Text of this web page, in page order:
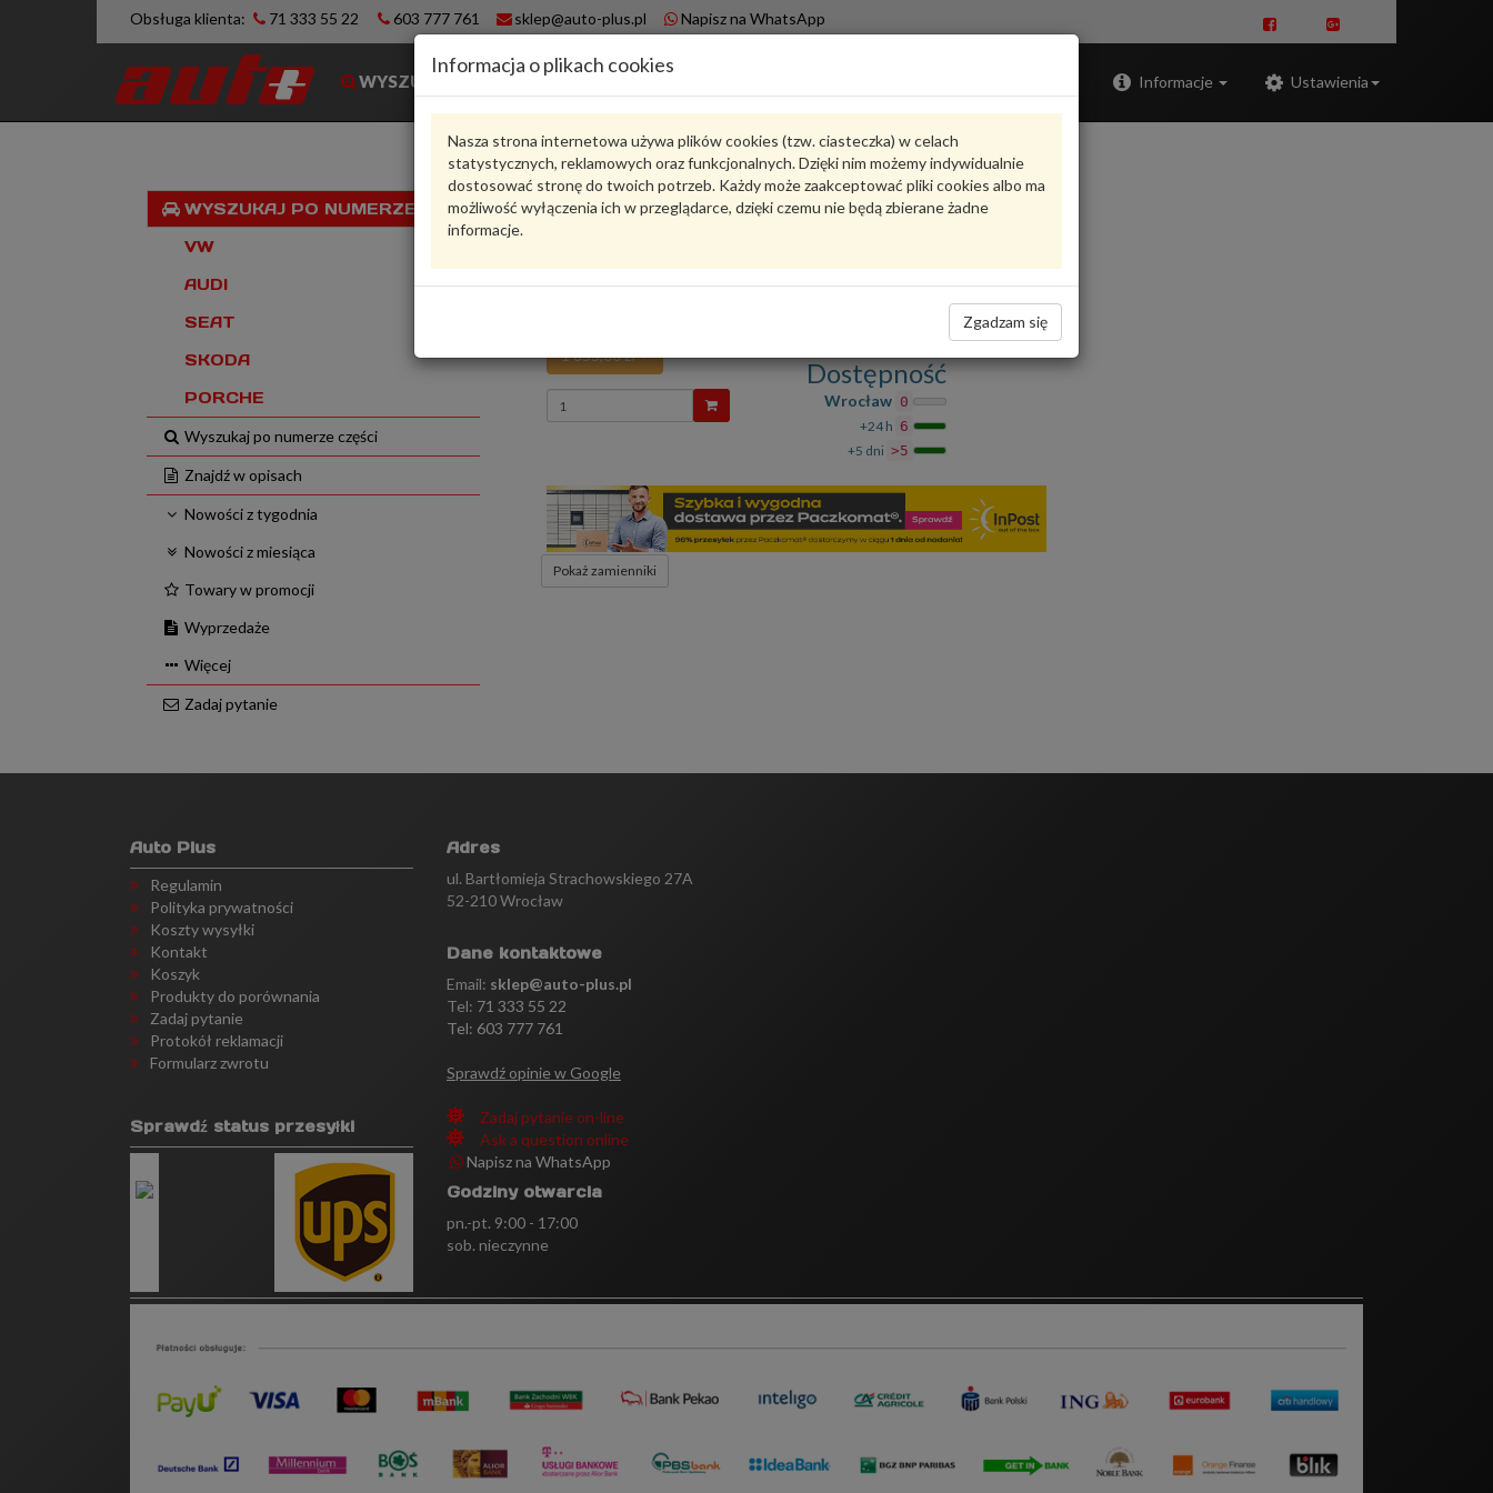
Obsługa klienta: 71 333 55 22 603 777 761 sklep@auto-plus.pl Napisz na WhatsApp
WYSZUKIWARKA Informacje Ustawienia
Informacja o plikach cookies
Nasza strona internetowa używa plików cookies (tzw. ciasteczka) w celach
statystycznych, reklamowych oraz funkcjonalnych. Dzięki nim możemy indywidualnie
dostosować stronę do twoich potrzeb. Każdy może zaakceptować pliki cookies albo ma
możliwość wyłączenia ich w przeglądarce, dzięki czemu nie będą zbierane żadne
informacje.
Zgadzam się
WYSZUKAJ PO NUMERZE VIN
VW
AUDI
SEAT
SKODA
PORCHE
Wyszukaj po numerze części
Znajdź w opisach
Nowości z tygodnia
Nowości z miesiąca
Towary w promocji
Wyprzedaże
Więcej
Zadaj pytanie
Karta produktu
VAG - produkt oryginalny VW AUDI SEAT SKODA
1 855,00 zł
Wprowadź
ilość
Dostępność
Wrocław 0
+24 h 6
+5 dni >5
Pokaż zamienniki
Auto Plus
Regulamin
Polityka prywatności
Koszty wysyłki
Kontakt
Koszyk
Produkty do porównania
Zadaj pytanie
Protokół reklamacji
Formularz zwrotu
Sprawdź status przesyłki
Adres
ul. Bartłomieja Strachowskiego 27A
52-210 Wrocław
Dane kontaktowe
Email: sklep@auto-plus.pl
Tel: 71 333 55 22
Tel: 603 777 761
Sprawdź opinie w Google
Zadaj pytanie on-line
Ask a question online
Napisz na WhatsApp
Godziny otwarcia
pn.-pt. 9:00 - 17:00
sob. nieczynne